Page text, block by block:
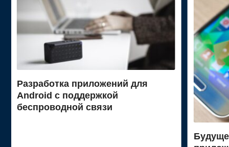
Разработка приложений для
Android с поддержкой
беспроводной связи